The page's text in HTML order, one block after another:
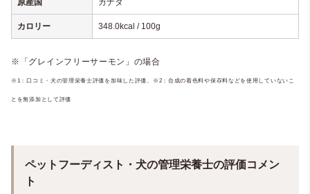
原産国 カナダ
カロリー 348.0kcal / 100g
※「グレインフリーサーモン」の場合
※1：口コミ・犬の管理栄養士評価を加味した評価、 ※2：合成の着色料や保存料などを使用していないこ
とを無添加として評価
ペットフーディスト・犬の管理栄養士の評価コメン
ト